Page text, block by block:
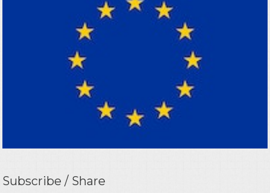
Subscribe / Share